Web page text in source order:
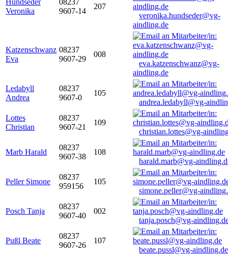
Hundseder
Veronika
08237
9607-14
207
veronika.hundseder@vg-
aindling.de
Katzenschwanz
Eva
08237
9607-29
008
eva.katzenschwanz@vg-
aindling.de
Ledabyll
Andrea
08237
9607-0
105
andrea.ledabyll@vg-
Lottes
Christian
08237
9607-21
109
christian.lottes@vg-
Marb Harald
08237
9607-38
108
harald.marb@vg-
Peller Simone
08237
959156
105
simone.peller@vg-
Posch Tanja
08237
9607-40
002
tanja.posch@vg-
Pußl Beate
08237
9607-26
107
beate.pussl@vg-aindling.de